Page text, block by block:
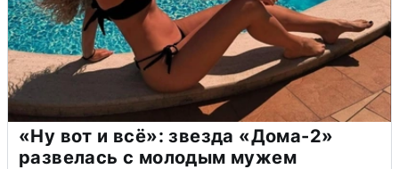
«Ну вот и всё»: звезда «Дома-2»
развелась с молодым мужем